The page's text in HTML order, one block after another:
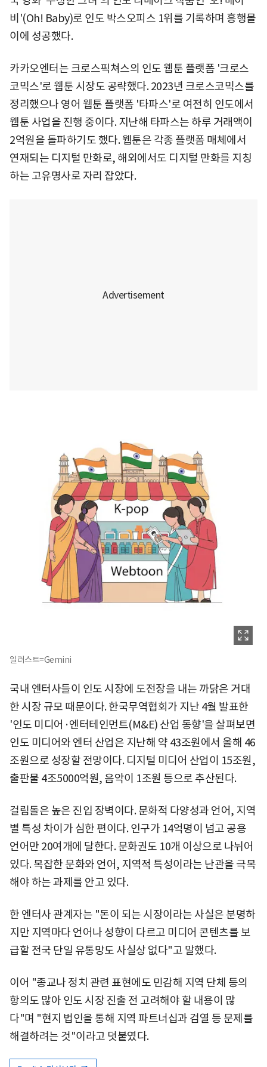
비'(Oh! Baby)로 인도 박스오피스 1위를 기록하며 흥행몰
이에 성공했다.
카카오엔터는 크로스픽쳐스의 인도 웹툰 플랫폼 '크로스
코믹스'로 웹툰 시장도 공략했다. 2023년 크로스코믹스를
정리했으나 영어 웹툰 플랫폼 '타파스'로 여전히 인도에서
웹툰 사업을 진행 중이다. 지난해 타파스는 하루 거래액이
2억원을 돌파하기도 했다. 웹툰은 각종 플랫폼 매체에서
연재되는 디지털 만화로, 해외에서도 디지털 만화를 지칭
하는 고유명사로 자리 잡았다.
일러스트=Gemini
국내 엔터사들이 인도 시장에 도전장을 내는 까닭은 거대
한 시장 규모 때문이다. 한국무역협회가 지난 4월 발표한
'인도 미디어·엔터테인먼트(M&E) 산업 동향'을 살펴보면
인도 미디어와 엔터 산업은 지난해 약 43조원에서 올해 46
조원으로 성장할 전망이다. 디지털 미디어 산업이 15조원,
출판물 4조5000억원, 음악이 1조원 등으로 추산된다.
걸림돌은 높은 진입 장벽이다. 문화적 다양성과 언어, 지역
별 특성 차이가 심한 편이다. 인구가 14억명이 넘고 공용
언어만 20여개에 달한다. 문화권도 10개 이상으로 나뉘어
있다. 복잡한 문화와 언어, 지역적 특성이라는 난관을 극복
해야 하는 과제를 안고 있다.
한 엔터사 관계자는 "돈이 되는 시장이라는 사실은 분명하
지만 지역마다 언어나 성향이 다르고 미디어 콘텐츠를 보
급할 전국 단일 유통망도 사실상 없다"고 말했다.
이어 "종교나 정치 관련 표현에도 민감해 지역 단체 등의
항의도 많아 인도 시장 진출 전 고려해야 할 내용이 많
다"며 "현지 법인을 통해 지역 파트너십과 검열 등 문제를
해결하려는 것"이라고 덧붙였다.